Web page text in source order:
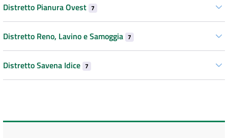
Distretto Pianura Ovest 7
Distretto Reno, Lavino e Samoggia 7
Distretto Savena Idice 7